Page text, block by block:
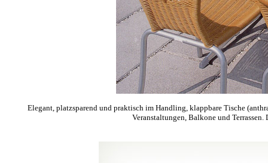
Elegant, platzsparend und praktisch im Handling, klappbare Tische
Veranstaltungen, Balkone und